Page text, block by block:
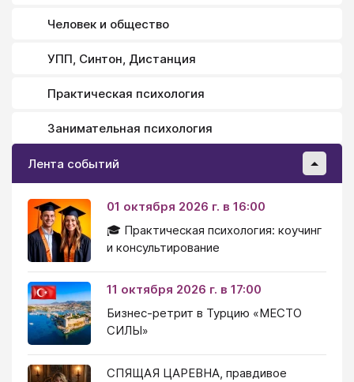
Человек и общество
УПП, Синтон, Дистанция
Практическая психология
Занимательная психология
Лента событий
01 октября 2026 г. в 16:00
🎓 Практическая психология: коучинг
и консультирование
11 октября 2026 г. в 17:00
Бизнес-ретрит в Турцию «МЕСТО
СИЛЫ»
СПЯЩАЯ ЦАРЕВНА, правдивое